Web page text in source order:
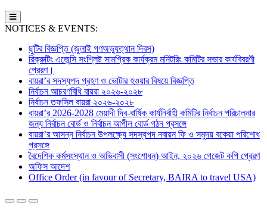
NOTICES & EVENTS:
ছুটির বিজ্ঞপ্তি (জুলাই গণঅভ্যুত্থান দিবস)
রিক্রুটিং এজেন্সি সংশ্লিষ্ট সামগ্রিক কার্যক্রম মনিটরিং কমিটির সভার কার্যবিবরণী
প্রেরণ।
বায়রা’র সদস্যপদ গ্রহণ ও ভোটার হওয়ার বিষয়ে বিজ্ঞপ্তি
নির্বাচন আচরণবিধি বায়রা ২০২৬-২০২৮
নির্বাচন তফসিল বায়রা ২০২৬-২০২৮
বায়রা’র 2026-2028 মেয়াদী দ্বি-বার্ষিক কার্যনির্বাহী কমিটির নির্বাচন পরিচালনার
জন্য নির্বাচন বোর্ড ও নির্বাচন আপীল বোর্ড গঠন প্রসঙ্গে
বায়রা’র আসন্ন নির্বাচন উপলক্ষ্যে সদস্যপদ নবায়ন ফি ও সমুদয় বকেয়া পরিশোধ
প্রসঙ্গে
বৈদেশিক কর্মসংস্থান ও অভিবাসী (সংশোধন) আইন, ২০২৬ গেজেট কপি প্রেরণ
অফিস আদেশ
Office Order (in favour of Secretary, BAIRA to travel USA)